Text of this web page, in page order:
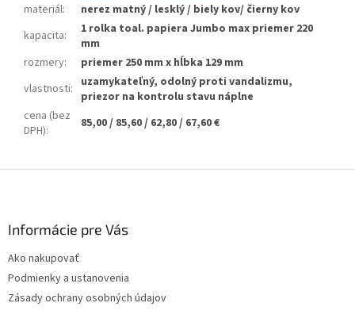
materiál:
nerez matný / lesklý / biely kov/ čierny kov
kapacita:
1 rolka toal. papiera Jumbo max priemer 220
mm
rozmery:
priemer 250 mm x hĺbka 129 mm
vlastnosti: uzamykateľný, odolný proti vandalizmu,
priezor na kontrolu stavu náplne
cena (bez
DPH): 85,00 / 85,60 / 62,80 / 67,60 €
Informácie pre Vás
Ako nakupovať
Podmienky a ustanovenia
Zásady ochrany osobných údajov